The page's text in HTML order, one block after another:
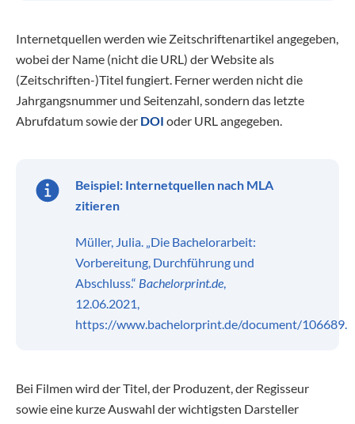
Internetquellen werden wie Zeitschriftenartikel angegeben,
wobei der Name (nicht die URL) der Website als
(Zeitschriften-)Titel fungiert. Ferner werden nicht die
Jahrgangsnummer und Seitenzahl, sondern das letzte
Abrufdatum sowie der DOI oder URL angegeben.
Beispiel: Internetquellen nach MLA
zitieren
Müller, Julia. „Die Bachelorarbeit:
Vorbereitung, Durchführung und
Abschluss.“ Bachelorprint.de,
12.06.2021,
https://www.bachelorprint.de/document/106689.
Bei Filmen wird der Titel, der Produzent, der Regisseur
sowie eine kurze Auswahl der wichtigsten Darsteller